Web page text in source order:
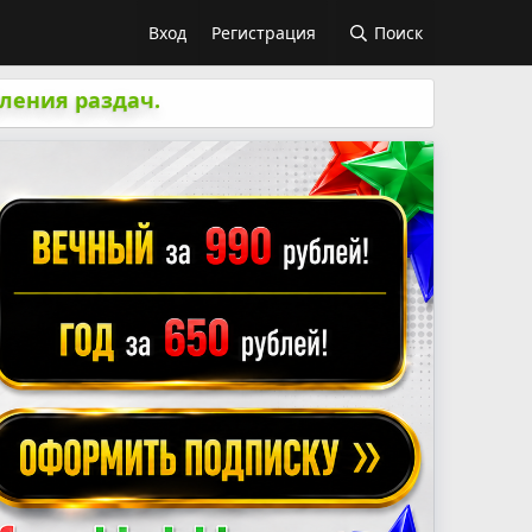
Вход Регистрация Поиск
раздач.